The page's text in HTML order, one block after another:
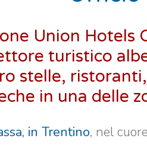
Union Hotels
turistico
stelle,
in una delle
in Trentino, nel